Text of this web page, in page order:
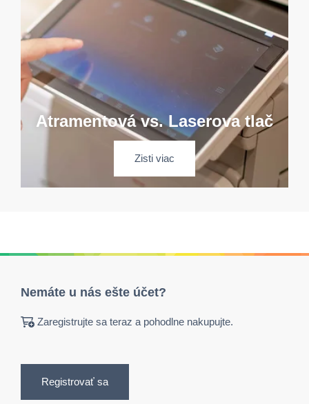
Atramentová vs. Laserova tlač
Zisti viac
Nemáte u nás ešte účet?
Zaregistrujte sa teraz a pohodlne nakupujte.
Registrovať sa